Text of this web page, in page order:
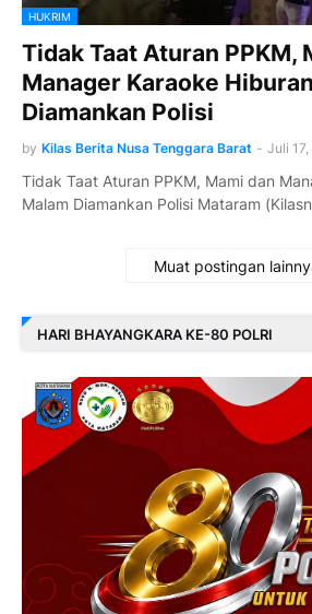
HUKRIM
Tidak Taat Aturan PPKM,
Manager Karaoke
Diamankan Polisi
by Kilas Berita Nusa Tenggara Barat - Juli 17,
Tidak Taat Aturan PPKM, Mami dan
Malam Diamankan Polisi Mataram
Muat postingan
HARI BHAYANGKARA KE-80 POLRI